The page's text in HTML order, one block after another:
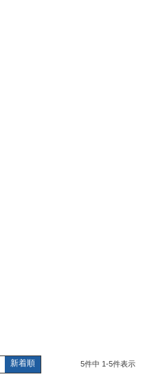
新着順 5件中 1-5件表示